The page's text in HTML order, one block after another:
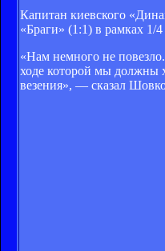
Капитан киевского
«Браги» (1:1) в рамках 1/
«Нам немного не
ходе которой мы должны
везения», — сказал